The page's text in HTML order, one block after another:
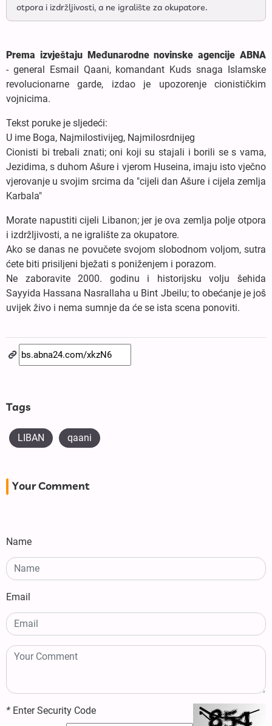
otpora i izdržljivosti, a ne igralište za okupatore.
Prema izvještaju Međunarodne novinske agencije ABNA
- general Esmail Qaani, komandant Kuds snaga Islamske
revolucionarne garde, izdao je upozorenje cionističkim
vojnicima.
Tekst poruke je sljedeći:
U ime Boga, Najmilostivijeg, Najmilosrdnijeg
Cionisti bi trebali znati; oni koji su stajali i borili se s vama,
Jezidima, s duhom Ašure i vjerom Huseina, imaju isto vječno
vjerovanje u svojim srcima da "cijeli dan Ašure i cijela zemlja
Karbala"
Morate napustiti cijeli Libanon; jer je ova zemlja polje otpora
i izdržljivosti, a ne igralište za okupatore.
Ako se danas ne povučete svojom slobodnom voljom, sutra
ćete biti prisiljeni bježati s poniženjem i porazom.
Ne zaboravite 2000. godinu i historijsku volju šehida
Sayyida Hassana Nasrallaha u Bint Jbeilu; to obećanje je još
uvijek živo i nema sumnje da će se ista scena ponoviti.
Tags
LIBAN qaani
Your Comment
Name
Email
* Enter Security Code